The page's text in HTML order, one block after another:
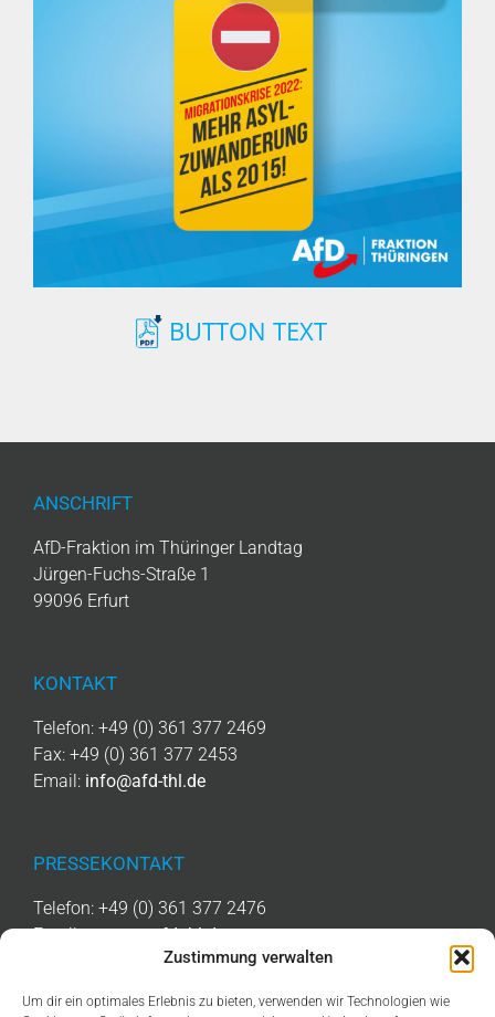
Zustimmung verwalten
Um dir ein optimales Erlebnis zu bieten, verwenden wir Technologien wie
BUTTON TEXT
ANSCHRIFT
AfD-Fraktion im Thüringer Landtag
Jürgen-Fuchs-Straße 1
99096 Erfurt
KONTAKT
Telefon: +49 (0) 361 377 2469
Fax: +49 (0) 361 377 2453
Email: info@afd-thl.de
PRESSEKONTAKT
Telefon: +49 (0) 361 377 2476
Email:presse@afd-thl.de